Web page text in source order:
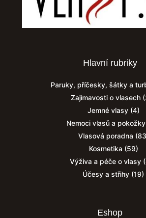
Hlavní rubriky
Paruky, příčesky, šátky a
Zajímavosti o vlasech
Jemné vlasy(4)
Nemoci vlasů a pokožky
Vlasová poradna
Kosmetika (59)
Výživa a péče o vlasy
Účesy a střihy (19)
Eshop